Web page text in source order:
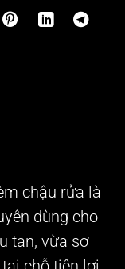
chậu rửa là
dùng cho
tan, vừa sơ